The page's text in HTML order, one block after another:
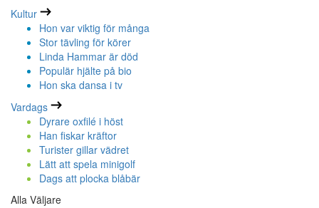
Kultur
Hon var viktig för många
Stor tävling för körer
Linda Hammar är död
Populär hjälte på bio
Hon ska dansa i tv
Vardags
Dyrare oxfilé i höst
Han fiskar kräftor
Turister gillar vädret
Lätt att spela minigolf
Dags att plocka blåbär
Alla Väljare